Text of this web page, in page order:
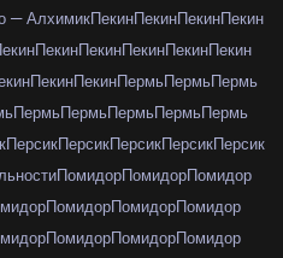
— АлхимикПекинПекинПекинПекин
ПекинПекинПекинПекинПекин
ПекинПекинПермьПермьПермь
ПермьПермьПермьПермьПермь
ПерсикПерсикПерсикПерсикПерсик
ПомидорПомидорПомидор
ПомидорПомидорПомидор
ПомидорПомидорПомидор